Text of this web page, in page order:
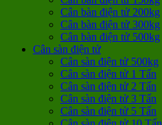
Cân bàn điện tử 200kg
Cân bàn điện tử 300kg
Cân bàn điện tử 500kg
Cân sàn điện tử
Cân sàn điện tử 500kg
Cân sàn điện tử 1 Tấn
Cân sàn điện tử 2 Tấn
Cân sàn điện tử 3 Tấn
Cân sàn điện tử 5 Tấn